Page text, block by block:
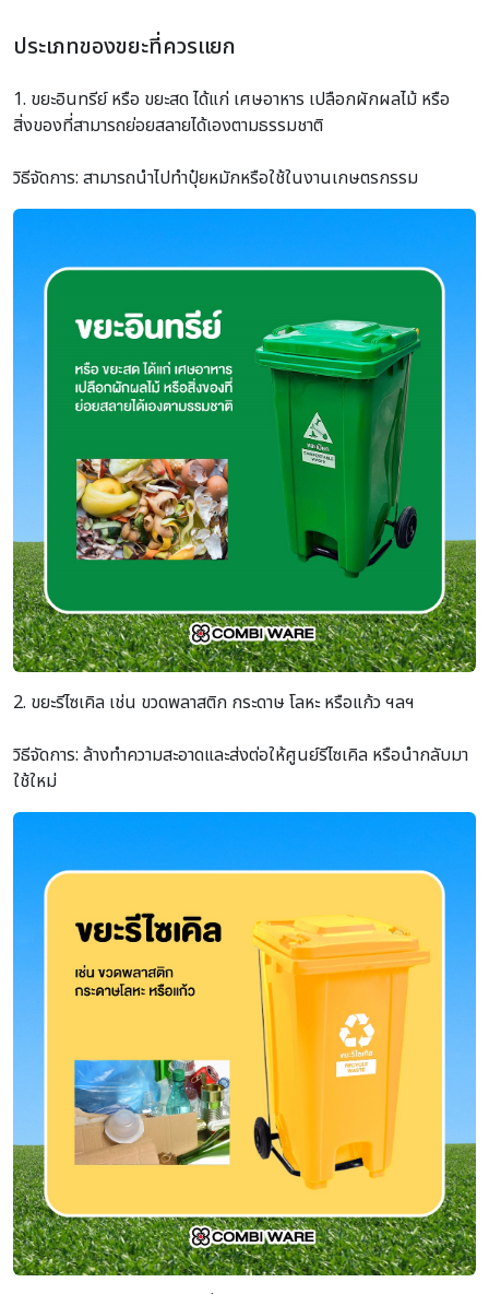
ประเภทของขยะที่ควรแยก
1. ขยะอินทรีย์ หรือ ขยะสด ได้แก่ เศษอาหาร เปลือกผักผลไม้ หรือ
สิ่งของที่สามารถย่อยสลายได้เองตามธรรมชาติ
วิธีจัดการ: สามารถนำไปทำปุ๋ยหมักหรือใช้ในงานเกษตรกรรม
2. ขยะรีไซเคิล เช่น ขวดพลาสติก กระดาษ โลหะ หรือแก้ว ฯลฯ
วิธีจัดการ: ล้างทำความสะอาดและส่งต่อให้ศูนย์รีไซเคิล หรือนำกลับมา
ใช้ใหม่